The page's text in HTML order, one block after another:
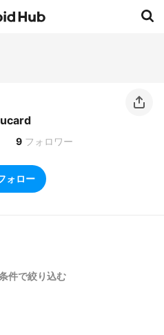
9 フォロワー
ォロー
件で絞り込む